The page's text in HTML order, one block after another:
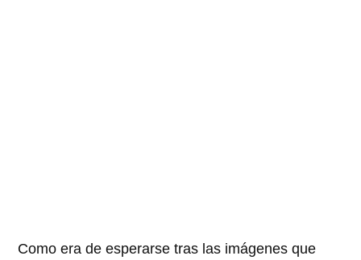
Como era de esperarse tras las imágenes que